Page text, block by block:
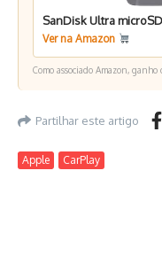
SanDisk Ultra
Ver na Amazon
Como associado Amazon, ganho
Partilhar este artigo
Apple CarPlay